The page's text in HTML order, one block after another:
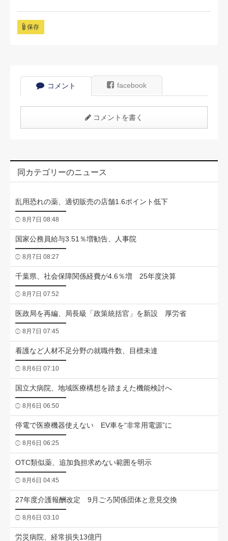
保存
コメント facebook
コメントを書く
同カテゴリーのニュース
乱用恐れの薬、適切販売の店舗1.6ポイント低下
8月7日 08:48
国家公務員給与3.51％増勧告、人事院
8月7日 08:27
千葉県、社会保障関係経費が4.6％増 25年度決算
8月7日 07:52
医政局を再編、局長級「政策統括官」を新設 厚労省
8月7日 07:45
看護など人材不足分野の就職件数、目標未達
8月6日 07:10
国立大病院、地域医療構想を踏まえた機能検討へ
8月6日 06:50
停電で医療機器使えない EV車を“非常用電源”に
8月6日 06:25
OTC類似薬、追加負担求めない範囲を明示
8月6日 04:45
27年度介護報酬改定 9月ごろ関係団体と意見交換
8月6日 03:10
労災病院、経常損失13億円